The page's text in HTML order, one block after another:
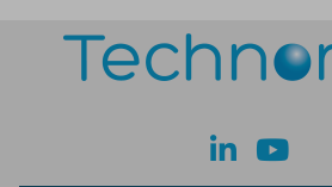
lk yt